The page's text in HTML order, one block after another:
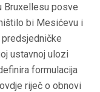
Bruxellesu posve
bi Mesićevu i
ustavnoj ulozi
formulacija
riječ o obnovi